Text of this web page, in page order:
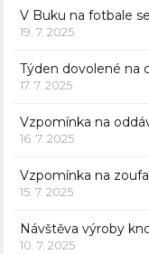
V Buku na fotbale
19. 7. 2025
Týden dovolené na
17. 7. 2025
Vzpomínka na
16. 7. 2025
Vzpomínka na
15. 7. 2025
Návštěva výroby
10. 7. 2025